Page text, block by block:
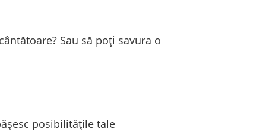
Sau să poți savura o
posibilitățile tale